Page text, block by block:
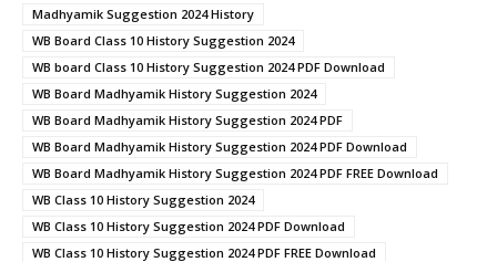
Madhyamik Suggestion 2024 History
WB Board Class 10 History Suggestion 2024
WB board Class 10 History Suggestion 2024 PDF Download
WB Board Madhyamik History Suggestion 2024
WB Board Madhyamik History Suggestion 2024 PDF
WB Board Madhyamik History Suggestion 2024 PDF Download
WB Board Madhyamik History Suggestion 2024 PDF FREE Download
WB Class 10 History Suggestion 2024
WB Class 10 History Suggestion 2024 PDF Download
WB Class 10 History Suggestion 2024 PDF FREE Download